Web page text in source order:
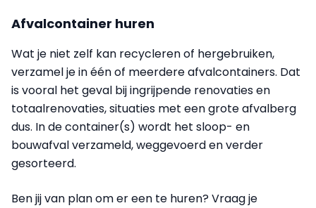
Afvalcontainer huren
Wat je niet zelf kan recycleren of hergebruiken,
verzamel je in één of meerdere afvalcontainers. Dat
is vooral het geval bij ingrijpende renovaties en
totaalrenovaties, situaties met een grote afvalberg
dus. In de container(s) wordt het sloop- en
bouwafval verzameld, weggevoerd en verder
gesorteerd.
Ben jij van plan om er een te huren? Vraag je